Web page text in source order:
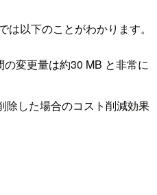
以下のことがわかります。
変更量は約30 MB と非常に
除した場合のコスト削減効果